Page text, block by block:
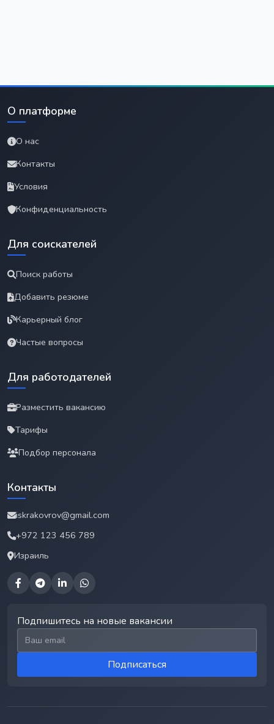
О платформе
О нас
Контакты
Условия
Конфиденциальность
Для соискателей
Поиск работы
Добавить резюме
Карьерный блог
Частые вопросы
Для работодателей
Разместить вакансию
Тарифы
Подбор персонала
Контакты
iskrakovrov@gmail.com
+972 123 456 789
Израиль
Подпишитесь на новые вакансии
Email для подписки
Подписаться